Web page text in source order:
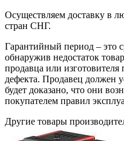
Осуществляем доставку в
стран СНГ.
Гарантийный период – это
обнаружив недостаток
продавца или
дефекта. Продавец должен
будет доказано, что они
покупателем правил
Другие товары